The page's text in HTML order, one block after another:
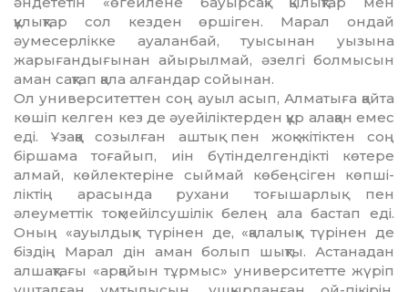
құлықтар сол кезден өршіген. Марал ондай
әумесерлікке ауаланбай, туысынан уызына
жарығандығынан айы­рылмай, әзелгі болмысын
аман сақ­т­ап қала алғандар сойынан.
Ол университеттен соң ауыл асып, Алматыға қайта
көшіп келген кез де әуейіліктерден құр алақан емес
еді. Ұзаққа созылған аштық пен жоқ-жітіктен соң
біршама тоғайып, иін бү­тінделгендікті көтере
алмай, көй­лектеріне сыймай көбеңсіген көп­ші­
ліктің арасында рухани тоғышарлық пен
әлеуметтік тоқмейілсушілік бе­лең ала бастап еді.
Оның «ауылдық» тү­рінен де, «қалалық» түрінен де
біз­дің Марал дін аман болып шықты. Астанадан
алшақтағы «арқайын тұр­мыс» университетте жүріп